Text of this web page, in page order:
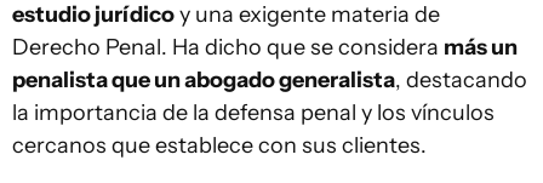
estudio jurídicoy una exigente materia de
Derecho Penal. Ha dicho que se considera más un
penalista que un abogado generalista, destacando
la importancia de la defensa penal y los vínculos
cercanos que establece con sus clientes.